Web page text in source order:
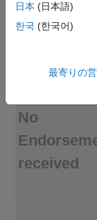
No
received
日本 (日本語)
한국 (한국어)
最寄りの